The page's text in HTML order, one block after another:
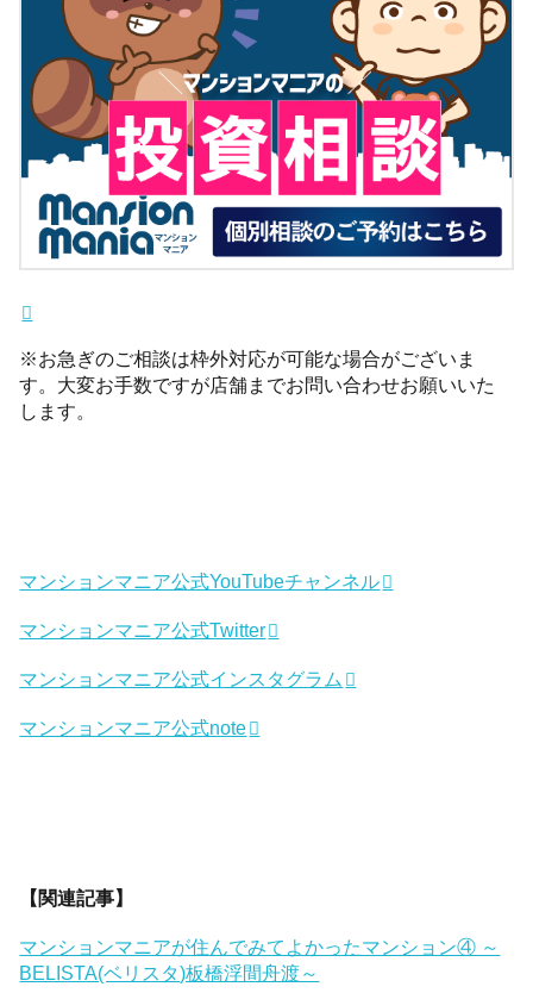
※お急ぎのご相談は枠外対応が可能な場合がございま
す。大変お手数ですが店舗までお問い合わせお願いいた
します。
マンションマニア公式YouTubeチャンネル
マンションマニア公式Twitter
マンションマニア公式インスタグラム
マンションマニア公式note
【関連記事】
マンションマニアが住んでみてよかったマンション④ ～
BELISTA(ベリスタ)板橋浮間舟渡～